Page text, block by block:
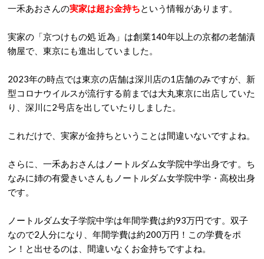
一禾あおさんの実家は超お金持ちという情報があります。
実家の「京つけもの処 近為」は創業140年以上の京都の老舗漬
物屋で、東京にも進出していました。
2023年の時点では東京の店舗は深川店の1店舗のみですが、新
型コロナウイルスが流行する前までは大丸東京に出店していた
り、深川に2号店を出していたりしました。
これだけで、実家が金持ちということは間違いないですよね。
さらに、一禾あおさんはノートルダム女学院中学出身です。ち
なみに姉の有愛きいさんもノートルダム女学院中学・高校出身
です。
ノートルダム女子学院中学は年間学費は約93万円です。双子
なので2人分になり、年間学費は約200万円！この学費をポ
ン！と出せるのは、間違いなくお金持ちですよね。